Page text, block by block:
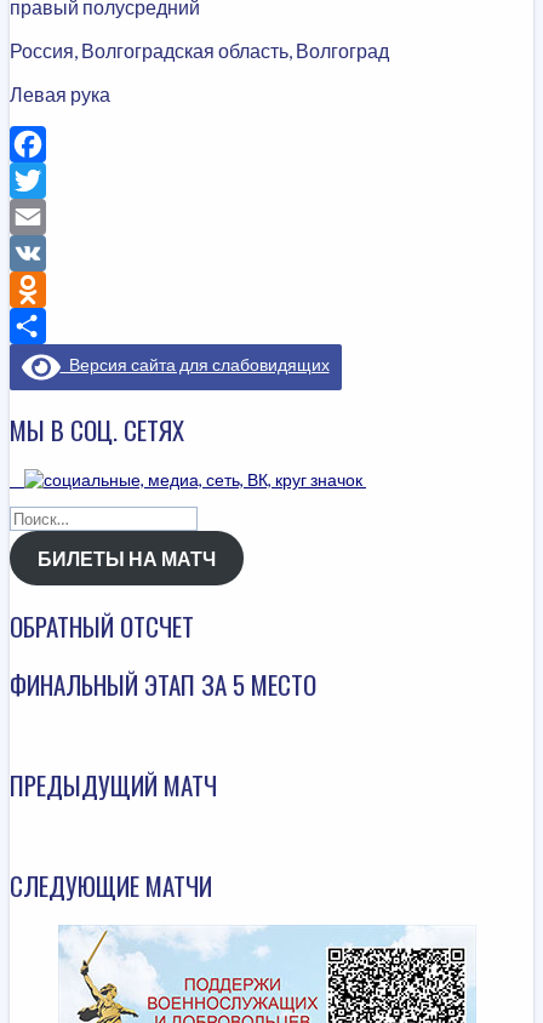
правый полусредний
Россия, Волгоградская область, Волгоград
Левая рука
Facebook
Twitter
Email
VK
Odnoklassniki
Отправить
Версия сайта для слабовидящих
МЫ В СОЦ. СЕТЯХ
Найти:
БИЛЕТЫ НА МАТЧ
ОБРАТНЫЙ ОТСЧЕТ
ФИНАЛЬНЫЙ ЭТАП ЗА 5 МЕСТО
ПРЕДЫДУЩИЙ МАТЧ
СЛЕДУЮЩИЕ МАТЧИ